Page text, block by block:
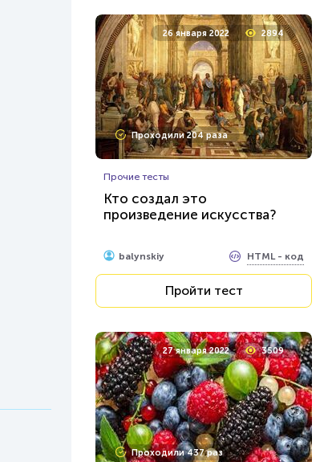
26 января 2022 2894
Проходили 204 раза
Прочие тесты
Кто создал это
произведение искусства?
balynskiy HTML - код
Пройти тест
27 января 2022 3509
Проходили 437 раз